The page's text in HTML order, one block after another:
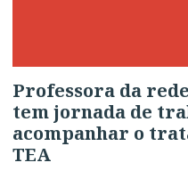
Professora da
tem jornada de
acompanhar o
TEA